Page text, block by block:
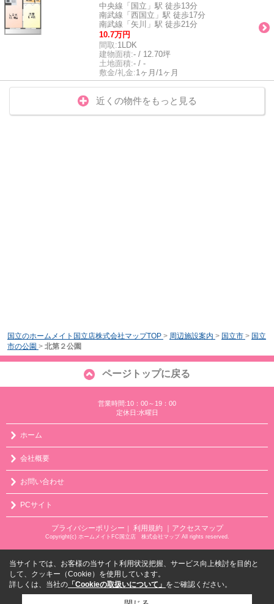
中央線「国立」駅 徒歩13分
南武線「西国立」駅 徒歩17分
南武線「矢川」駅 徒歩21分
10.7万円
間取:1LDK
建物面積:- / 12.70坪
土地面積:- / -
敷金/礼金:1ヶ月/1ヶ月
近くの物件をもっと見る
国立のホームメイト国立店株式会社マップTOP > 周辺施設案内 > 国立市 > 国立
市の公園 > 北第２公園
ページトップに戻る
営業時間:10：00～19：00
定休日:水曜日
ホーム
会社概要
お問い合わせ
PCサイト
プライバシーポリシー ｜ 利用規約 ｜アクセスマップ
Copyright(c) ホームメイトFC国立店 株式会社マップ All rights reserved.
当サイトでは、お客様の当サイト利用状況把握、サービス向上検討を目的と
して、クッキー（Cookie）を使用しています。
詳しくは、当社の 「Cookieの取扱いについて」 をご確認ください。